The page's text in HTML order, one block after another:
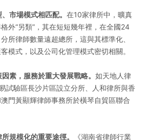
市場模式相匹配。 在10家律所中，曠真
外“另類”，其在短短幾年裡，在全國24
所律師數量遠超總所，這與其標準化、
模式，以及公司化管理模式密切相關。
素，服務於重大發展戰略。 如天地人律
試驗區長沙片區設立分所、人和律所與香
門黃顯輝律師事務所於橫琴自貿區聯合
規模化的重要途徑。
《湖南省律師行業